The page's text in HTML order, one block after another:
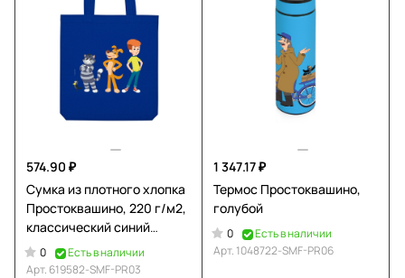
574.90 ₽
Сумка из плотного хлопка
Простоквашино, 220 г/м2,
классический синий
2386C
0
Есть в наличии
Арт. 619582-SMF-PR03
1 347.17 ₽
Термос Простоквашино,
голубой
0
Есть в наличии
Арт. 1048722-SMF-PR06